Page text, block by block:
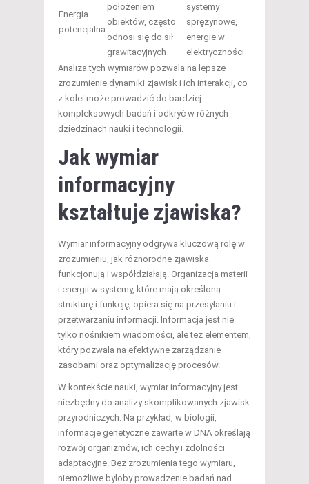
Energia
potencjalna
położeniem
obiektów, często
odnosi się do sił
grawitacyjnych
systemy
sprężynowe,
energie w
elektryczności
Analiza tych wymiarów pozwala na lepsze
zrozumienie dynamiki zjawisk i ich interakcji, co
z kolei może prowadzić do bardziej
kompleksowych badań i odkryć w różnych
dziedzinach nauki i technologii.
Jak wymiar
informacyjny
kształtuje zjawiska?
Wymiar informacyjny odgrywa kluczową rolę w
zrozumieniu, jak różnorodne zjawiska
funkcjonują i współdziałają. Organizacja materii
i energii w systemy, które mają określoną
strukturę i funkcję, opiera się na przesyłaniu i
przetwarzaniu informacji. Informacja jest nie
tylko nośnikiem wiadomości, ale też elementem,
który pozwala na efektywne zarządzanie
zasobami oraz optymalizację procesów.
W kontekście nauki, wymiar informacyjny jest
niezbędny do analizy skomplikowanych zjawisk
przyrodniczych. Na przykład, w biologii,
informacje genetyczne zawarte w DNA określają
rozwój organizmów, ich cechy i zdolności
adaptacyjne. Bez zrozumienia tego wymiaru,
niemożliwe byłoby prowadzenie badań nad